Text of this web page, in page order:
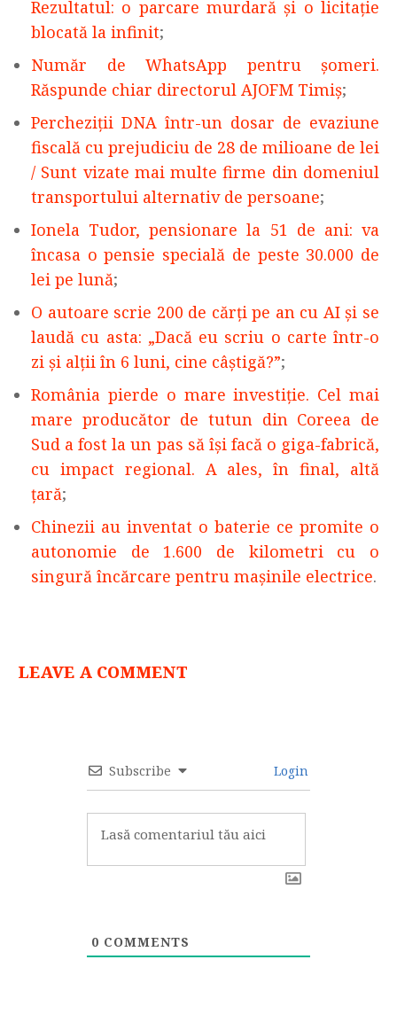
Rezultatul: o parcare murdară și o licitație
blocată la infinit;
Număr de WhatsApp pentru șomeri.
Răspunde chiar directorul AJOFM Timiș;
Percheziţii DNA într-un dosar de evaziune
fiscală cu prejudiciu de 28 de milioane de lei
/ Sunt vizate mai multe firme din domeniul
transportului alternativ de persoane;
Ionela Tudor, pensionare la 51 de ani: va
încasa o pensie specială de peste 30.000 de
lei pe lună;
O autoare scrie 200 de cărți pe an cu AI și se
laudă cu asta: „Dacă eu scriu o carte într-o
zi și alții în 6 luni, cine câștigă?”;
România pierde o mare investiție. Cel mai
mare producător de tutun din Coreea de
Sud a fost la un pas să își facă o giga-fabrică,
cu impact regional. A ales, în final, altă
țară;
Chinezii au inventat o baterie ce promite o
autonomie de 1.600 de kilometri cu o
singură încărcare pentru mașinile electrice.
LEAVE A COMMENT
Subscribe Login
0 COMMENTS